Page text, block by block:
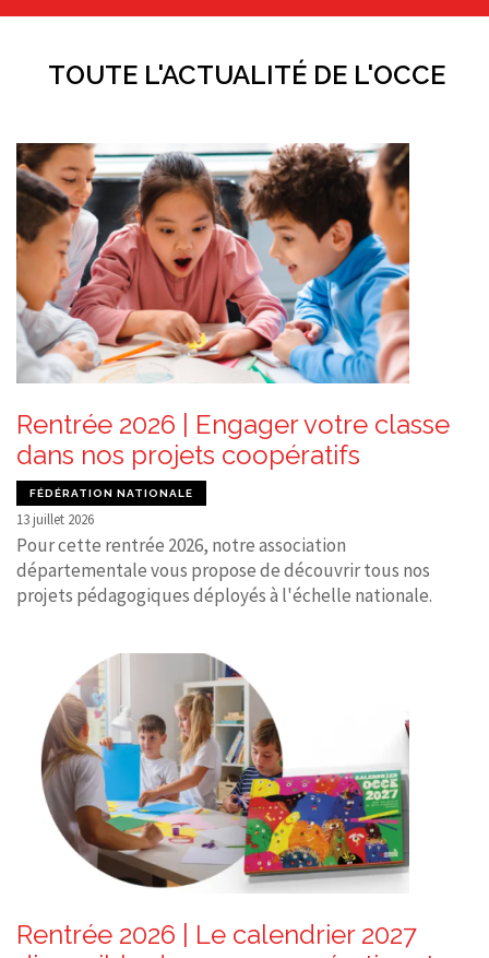
TOUTE L'ACTUALITÉ DE L'OCCE
Rentrée 2026 | Engager votre classe
dans nos projets coopératifs
FÉDÉRATION NATIONALE
13 juillet 2026
Pour cette rentrée 2026, notre association
départementale vous propose de découvrir tous nos
projets pédagogiques déployés à l'échelle nationale.
Rentrée 2026 | Le calendrier 2027